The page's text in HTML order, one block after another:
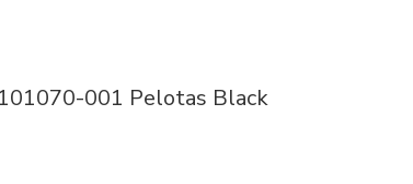
001 Pelotas Black